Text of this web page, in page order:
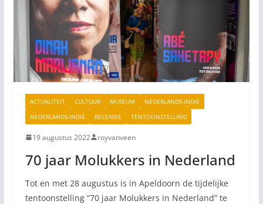
ACTUALITEIT CULTUUR MUSEUM
NEDERLANDS-INDIË
NEDERLANDS-INDIË
RECENSIE TENTOONSTELLING
19 augustus 2022 royvanveen
70 jaar Molukkers in Nederland
Tot en met 28 augustus is in Apeldoorn de tijdelijke
tentoonstelling “70 jaar Molukkers in Nederland” te